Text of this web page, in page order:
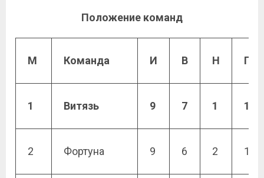
Положение команд
М Команда И В Н П
1 Витязь 9 7 1 1
2 Фортуна 9 6 2 1